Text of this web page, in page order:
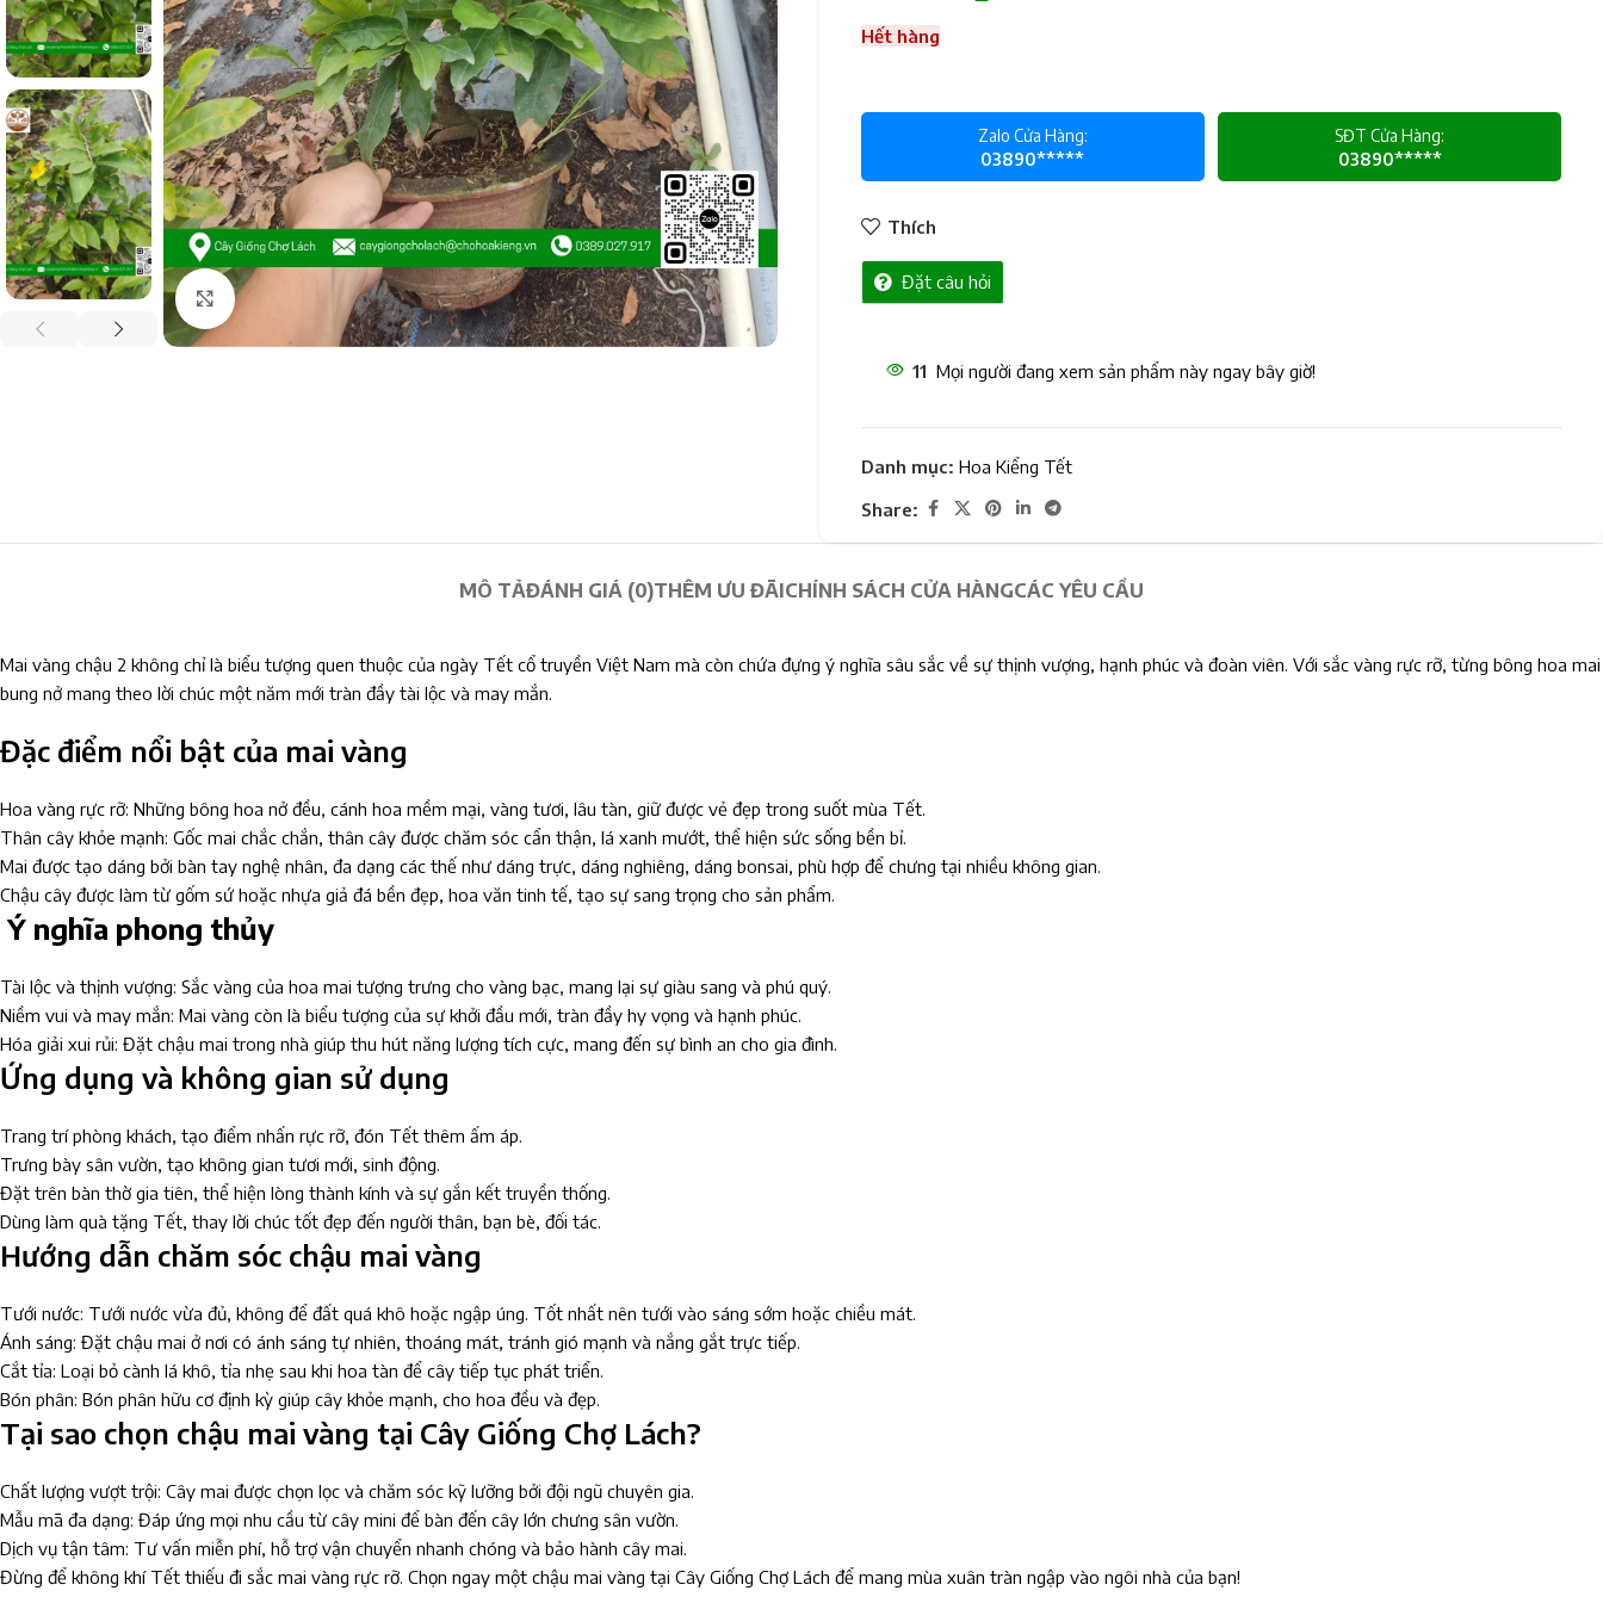
Click to enlarge
Hết hàng
Zalo Cửa Hàng:
03890*****
SĐT Cửa Hàng:
03890*****
Thích
Đặt câu hỏi
11 Mọi người đang xem sản phẩm này ngay bây giờ!
Danh mục: Hoa Kiểng Tết
Share:
MÔ TẢĐÁNH GIÁ (0)THÊM ƯU ĐÃICHÍNH SÁCH CỬA HÀNGCÁC YÊU CẦU
Mai vàng chậu 2 không chỉ là biểu tượng quen thuộc của ngày Tết cổ truyền Việt Nam mà còn chứa đựng ý nghĩa sâu sắc về sự thịnh vượng, hạnh phúc và đoàn viên. Với sắc vàng rực rỡ, từng bông hoa mai
bung nở mang theo lời chúc một năm mới tràn đầy tài lộc và may mắn.
Đặc điểm nổi bật của mai vàng
Hoa vàng rực rỡ: Những bông hoa nở đều, cánh hoa mềm mại, vàng tươi, lâu tàn, giữ được vẻ đẹp trong suốt mùa Tết.
Thân cây khỏe mạnh: Gốc mai chắc chắn, thân cây được chăm sóc cẩn thận, lá xanh mướt, thể hiện sức sống bền bỉ.
Mai được tạo dáng bởi bàn tay nghệ nhân, đa dạng các thế như dáng trực, dáng nghiêng, dáng bonsai, phù hợp để chưng tại nhiều không gian.
Chậu cây được làm từ gốm sứ hoặc nhựa giả đá bền đẹp, hoa văn tinh tế, tạo sự sang trọng cho sản phẩm.
Ý nghĩa phong thủy
Tài lộc và thịnh vượng: Sắc vàng của hoa mai tượng trưng cho vàng bạc, mang lại sự giàu sang và phú quý.
Niềm vui và may mắn: Mai vàng còn là biểu tượng của sự khởi đầu mới, tràn đầy hy vọng và hạnh phúc.
Hóa giải xui rủi: Đặt chậu mai trong nhà giúp thu hút năng lượng tích cực, mang đến sự bình an cho gia đình.
Ứng dụng và không gian sử dụng
Trang trí phòng khách, tạo điểm nhấn rực rỡ, đón Tết thêm ấm áp.
Trưng bày sân vườn, tạo không gian tươi mới, sinh động.
Đặt trên bàn thờ gia tiên, thể hiện lòng thành kính và sự gắn kết truyền thống.
Dùng làm quà tặng Tết, thay lời chúc tốt đẹp đến người thân, bạn bè, đối tác.
Hướng dẫn chăm sóc chậu mai vàng
Tưới nước: Tưới nước vừa đủ, không để đất quá khô hoặc ngập úng. Tốt nhất nên tưới vào sáng sớm hoặc chiều mát.
Ánh sáng: Đặt chậu mai ở nơi có ánh sáng tự nhiên, thoáng mát, tránh gió mạnh và nắng gắt trực tiếp.
Cắt tỉa: Loại bỏ cành lá khô, tỉa nhẹ sau khi hoa tàn để cây tiếp tục phát triển.
Bón phân: Bón phân hữu cơ định kỳ giúp cây khỏe mạnh, cho hoa đều và đẹp.
Tại sao chọn chậu mai vàng tại Cây Giống Chợ Lách?
Chất lượng vượt trội: Cây mai được chọn lọc và chăm sóc kỹ lưỡng bởi đội ngũ chuyên gia.
Mẫu mã đa dạng: Đáp ứng mọi nhu cầu từ cây mini để bàn đến cây lớn chưng sân vườn.
Dịch vụ tận tâm: Tư vấn miễn phí, hỗ trợ vận chuyển nhanh chóng và bảo hành cây mai.
Đừng để không khí Tết thiếu đi sắc mai vàng rực rỡ. Chọn ngay một chậu mai vàng tại Cây Giống Chợ Lách để mang mùa xuân tràn ngập vào ngôi nhà của bạn!